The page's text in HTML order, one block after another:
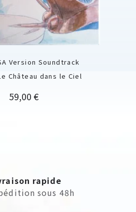
Version Soundtrack
Château dans le Ciel
Prix
59,00 €
rapide
sous 48h